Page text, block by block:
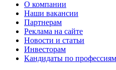
О компании
Наши вакансии
Партнерам
Реклама на сайте
Новости и статьи
Инвесторам
Кандидаты по профессиям